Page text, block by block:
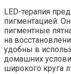
LED-терапия
пигментацией.
пигментные
на
удобны в
домашних
широкого круга